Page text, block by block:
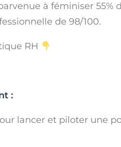
à féminiser 55%
de 98/100.
RH
:
lancer et piloter une